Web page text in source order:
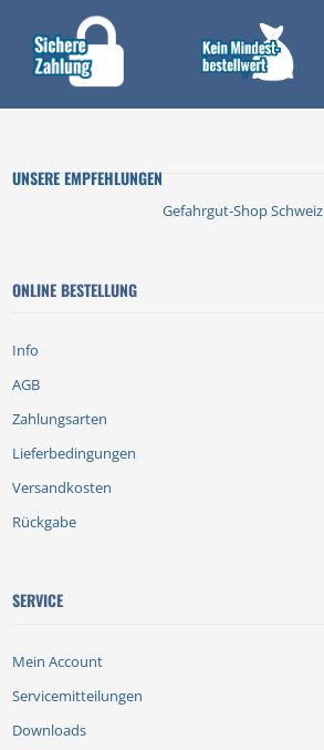
UNSERE EMPFEHLUNGEN
Gefahrgut-Shop Schweiz
ONLINE BESTELLUNG
Info
AGB
Zahlungsarten
Lieferbedingungen
Versandkosten
Rückgabe
SERVICE
Mein Account
Servicemitteilungen
Downloads